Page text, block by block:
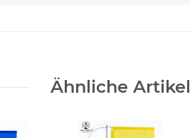
Ähnliche Artikel